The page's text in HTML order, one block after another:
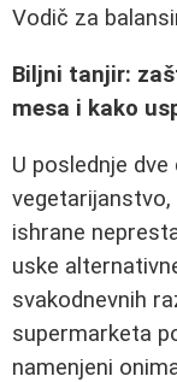
Vodič za
Biljni tanjir:
mesa i kako
U poslednje
ishrane
uske
svakodnevnih
supermarketa
namenjeni